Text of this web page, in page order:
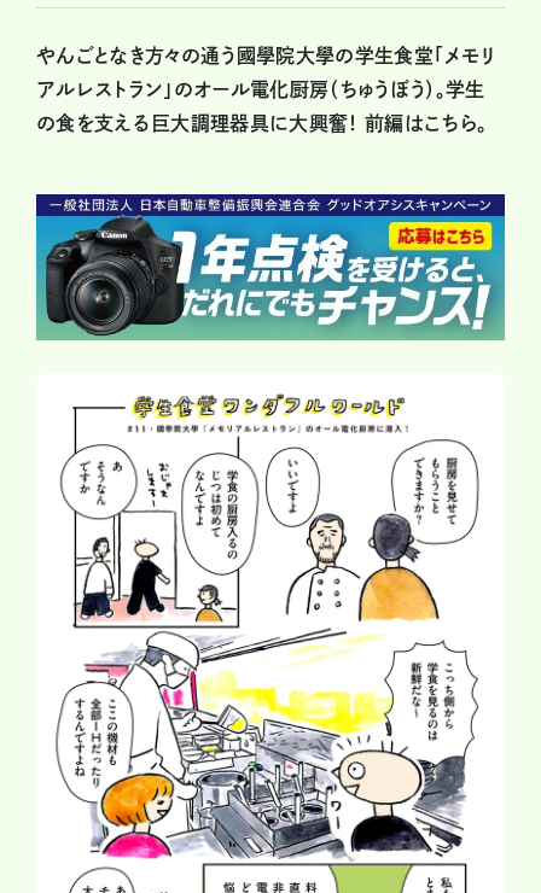
やんごとなき方々の通う國學院大學の学生食堂「メモリ
アルレストラン」のオール電化厨房（ちゅうぼう）。学生
の食を支える巨大調理器具に大興奮！前編はこちら。